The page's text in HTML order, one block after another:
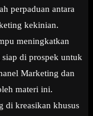
perpaduan antara
kekinian.
meningkatkan
siap di prospek untuk
Marketing dan
materi ini.
di kreasikan khusus